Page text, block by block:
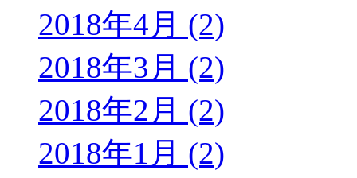
2018年4月 (2)
2018年3月 (2)
2018年2月 (2)
2018年1月 (2)